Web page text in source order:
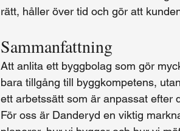
rätt, håller över tid och gör att
Sammanfattning
Att anlita ett byggbolag som gör
bara tillgång till byggkompetens,
ett arbetssätt som är anpassat efter
För oss är Danderyd en viktig